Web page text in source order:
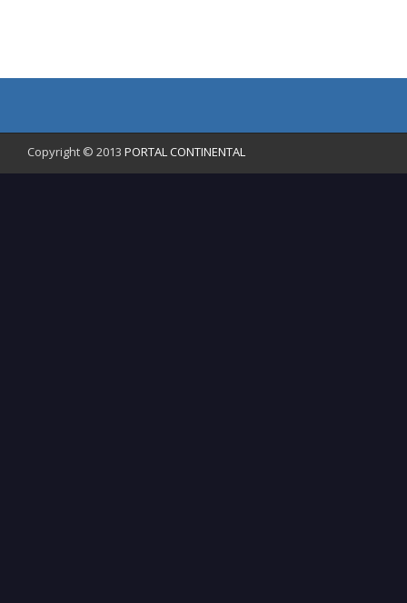
Copyright © 2013 PORTAL CONTINENTAL